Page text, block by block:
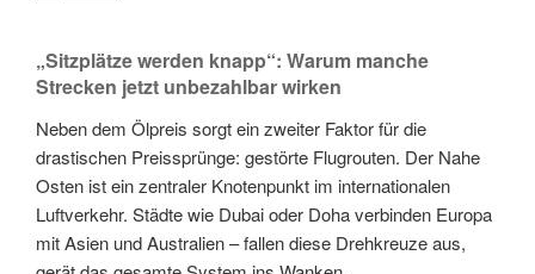
„Sitzplätze werden knapp“: Warum manche
Strecken jetzt unbezahlbar wirken
Neben dem Ölpreis sorgt ein zweiter Faktor für die
drastischen Preissprünge: gestörte Flugrouten. Der Nahe
Osten ist ein zentraler Knotenpunkt im internationalen
Luftverkehr. Städte wie Dubai oder Doha verbinden Europa
mit Asien und Australien – fallen diese Drehkreuze aus,